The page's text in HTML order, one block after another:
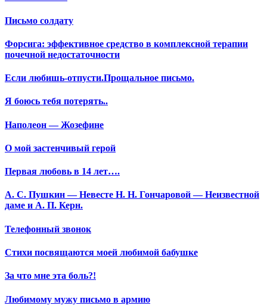
Письмо солдату
Форсига: эффективное средство в комплексной терапии
почечной недостаточности
Если любишь-отпусти.Прощальное письмо.
Я боюсь тебя потерять..
Наполеон — Жозефине
О мой застенчивый герой
Первая любовь в 14 лет….
А. С. Пушкин — Невесте Н. Н. Гончаровой — Неизвестной
даме и А. П. Керн.
Телефонный звонок
Стихи посвящаются моей любимой бабушке
За что мне эта боль?!
Любимому мужу письмо в армию